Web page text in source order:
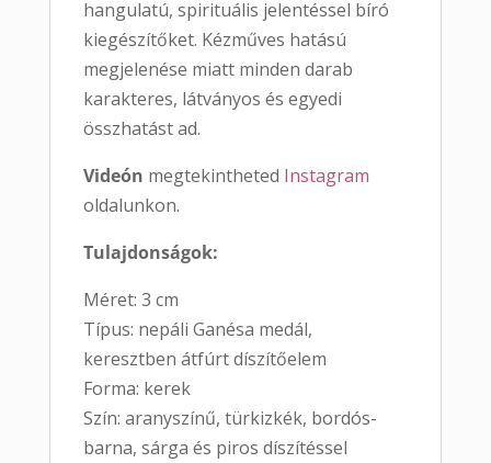
hangulatú, spirituális jelentéssel bíró
kiegészítőket. Kézműves hatású
megjelenése miatt minden darab
karakteres, látványos és egyedi
összhatást ad.
Videón megtekintheted Instagram
oldalunkon.
Tulajdonságok:
Méret: 3 cm
Típus: nepáli Ganésa medál,
keresztben átfúrt díszítőelem
Forma: kerek
Szín: aranyszínű, türkizkék, bordós-
barna, sárga és piros díszítéssel